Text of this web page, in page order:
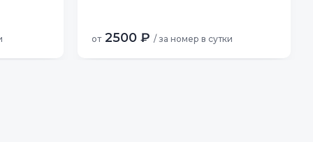
от 2500 ₽ / за номер в сутки